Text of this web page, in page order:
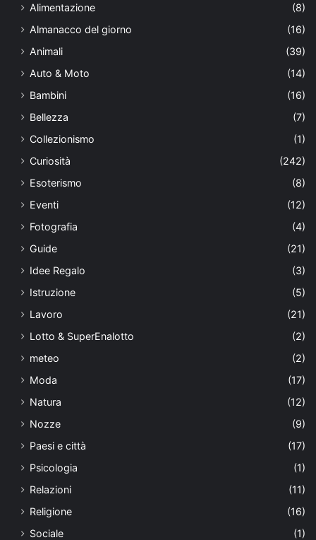
Alimentazione
(8)
Almanacco del giorno
(16)
Animali
(39)
Auto & Moto
(14)
Bambini
(16)
Bellezza
(7)
Collezionismo
(1)
Curiosità
(242)
Esoterismo
(8)
Eventi
(12)
Fotografia
(4)
Guide
(21)
Idee Regalo
(3)
Istruzione
(5)
Lavoro
(21)
Lotto & SuperEnalotto
(2)
meteo
(2)
Moda
(17)
Natura
(12)
Nozze
(9)
Paesi e città
(17)
Psicologia
(1)
Relazioni
(11)
Religione
(16)
Sociale
(1)